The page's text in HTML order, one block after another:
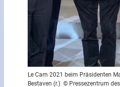
Le Cam 2021 beim Präsidenten
Bestaven (r.) © Pressezentrum